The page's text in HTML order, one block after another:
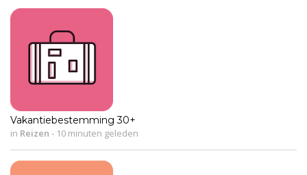
Vakantiebestemming 30+
in Reizen - 10 minuten geleden